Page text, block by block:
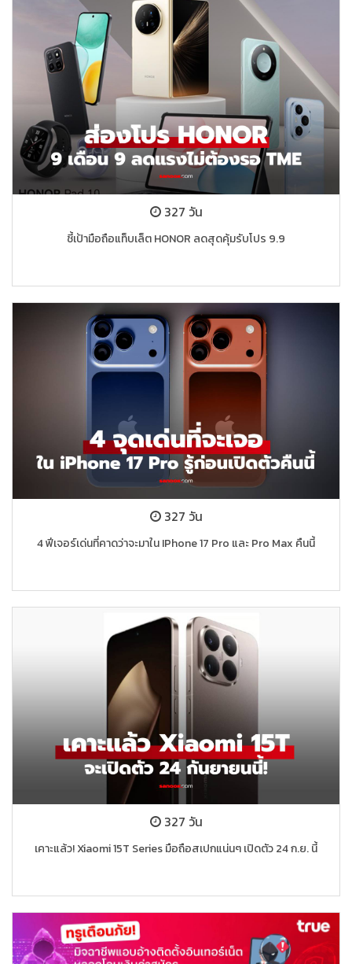
327 วัน
ชี้เป้ามือถือแท็บเล็ต HONOR ลดสุดคุ้มรับโปร 9.9
327 วัน
4 ฟีเจอร์เด่นที่คาดว่าจะมาใน IPhone 17 Pro และ Pro Max คืนนี้
327 วัน
เคาะแล้ว! Xiaomi 15T Series มือถือสเปกแน่นๆ เปิดตัว 24 ก.ย. นี้